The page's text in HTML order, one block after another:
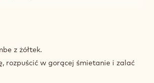
z żółtek.
rozpuścić w gorącej śmietanie i zalać